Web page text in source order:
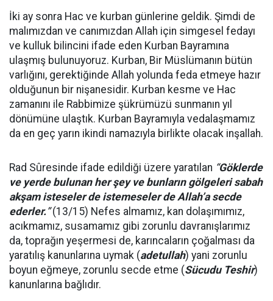
İki ay sonra Hac ve kurban günlerine geldik. Şimdi de
malımızdan ve canımızdan Allah için simgesel fedayı
ve kulluk bilincini ifade eden Kurban Bayramına
ulaşmış bulunuyoruz. Kurban, Bir Müslümanın bütün
varlığını, gerektiğinde Allah yolunda feda etmeye hazır
olduğunun bir nişanesidir. Kurban kesme ve Hac
zamanını ile Rabbimize şükrümüzü sunmanın yıl
dönümüne ulaştık. Kurban Bayramıyla vedalaşmamız
da en geç yarın ikindi namazıyla birlikte olacak inşallah.
Rad Sûresinde ifade edildiği üzere yaratılan “Göklerde
ve yerde bulunan her şey ve bunların gölgeleri sabah
akşam isteseler de istemeseler de Allah’a secde
ederler.”(13/15) Nefes almamız, kan dolaşımımız,
acıkmamız, susamamız gibi zorunlu davranışlarımız
da, toprağın yeşermesi de, karıncaların çoğalması da
yaratılış kanunlarına uymak (adetullah) yani zorunlu
boyun eğmeye, zorunlu secde etme (Sücudu Teshir)
kanunlarına bağlıdır.